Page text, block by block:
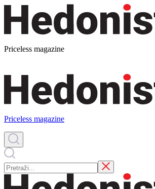
Priceless magazine
Priceless magazine